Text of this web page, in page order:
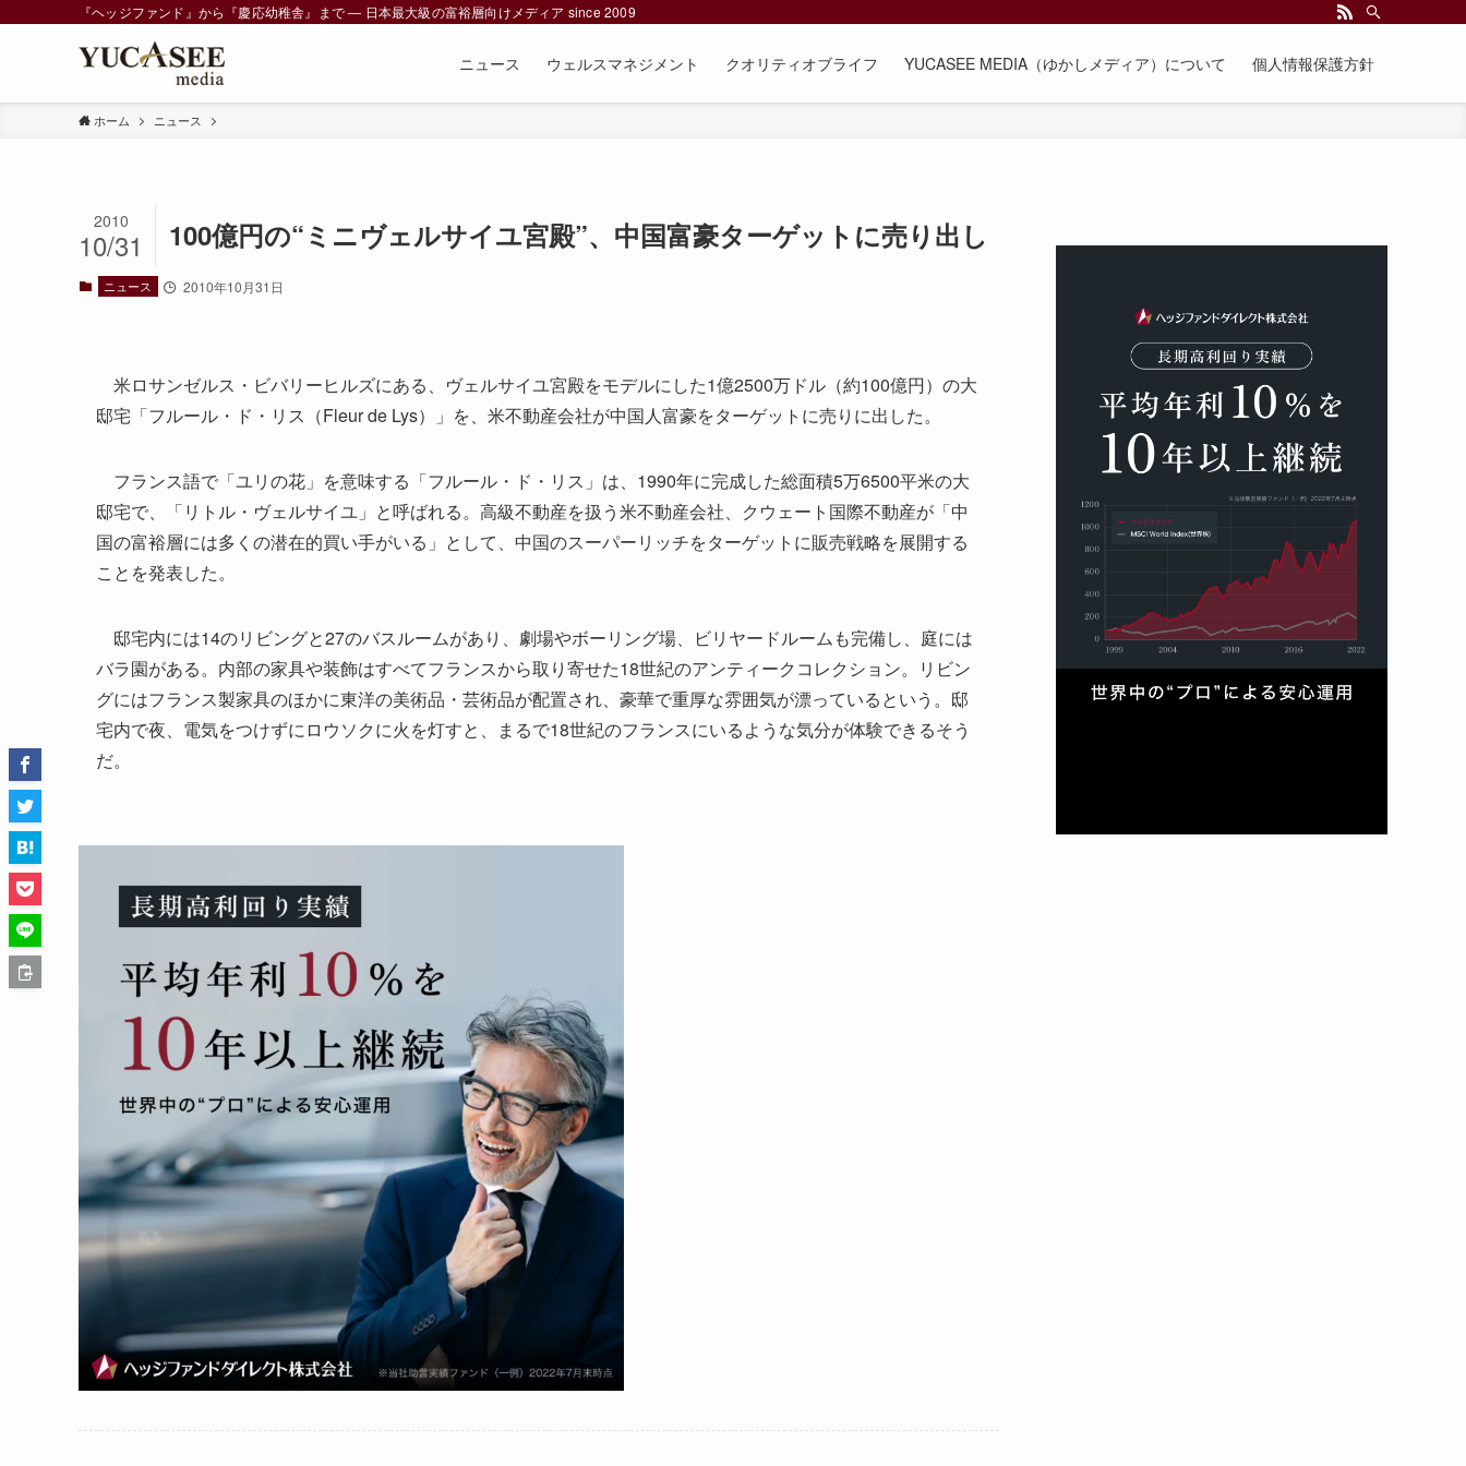
『ヘッジファンド』から『慶応幼稚舎』まで ― 日本最大級の富裕層向けメディア since 2009
ニュース ウェルスマネジメント クオリティオブライフ YUCASEE MEDIA（ゆかしメディア）について 個人情報保護方針
ホーム ニュース
100億円の“ミニヴェルサイユ宮殿”、中国富豪ターゲットに売り出し
2010
10/31
ニュース 2010年10月31日
米ロサンゼルス・ビバリーヒルズにある、ヴェルサイユ宮殿をモデルにした1億2500万ドル（約100億円）の大
邸宅「フルール・ド・リス（Fleur de Lys）」を、米不動産会社が中国人富豪をターゲットに売りに出した。
フランス語で「ユリの花」を意味する「フルール・ド・リス」は、1990年に完成した総面積5万6500平米の大
邸宅で、「リトル・ヴェルサイユ」と呼ばれる。高級不動産を扱う米不動産会社、クウェート国際不動産が「中
国の富裕層には多くの潜在的買い手がいる」として、中国のスーパーリッチをターゲットに販売戦略を展開する
ことを発表した。
邸宅内には14のリビングと27のバスルームがあり、劇場やボーリング場、ビリヤードルームも完備し、庭には
バラ園がある。内部の家具や装飾はすべてフランスから取り寄せた18世紀のアンティークコレクション。リビン
グにはフランス製家具のほかに東洋の美術品・芸術品が配置され、豪華で重厚な雰囲気が漂っているという。邸
宅内で夜、電気をつけずにロウソクに火を灯すと、まるで18世紀のフランスにいるような気分が体験できるそう
だ。